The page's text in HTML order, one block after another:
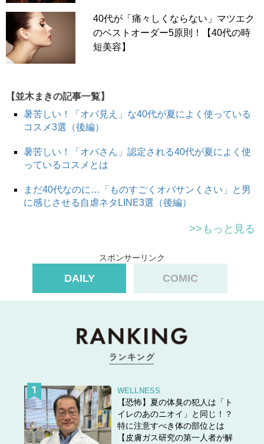
40代が「痛々しくならない」マツエク
のベストオーダー5原則！【40代の時
短美容】
【並木まきの記事一覧】
暑苦しい！「オバ見え」な40代が夏によく使っている
コスメ3選（後編）
暑苦しい！「オバさん」認定される40代が夏によく使
っているコスメとは
まだ40代なのに…「ものすごくオバサンくさい」と男
に感じさせる自虐ネタLINE3選（後編）
>>もっと見る
スポンサーリンク
DAILY COMIC
WELLNESS
【恐怖】夏の体臭の犯人は「ト
イレのあのニオイ」と同じ！？
特に注意すべき体の部位とは
【皮膚ガス研究の第一人者が解